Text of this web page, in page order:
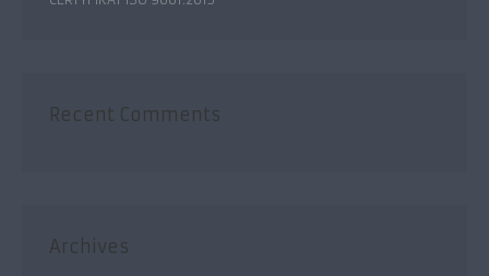
Recent Comments
Archives